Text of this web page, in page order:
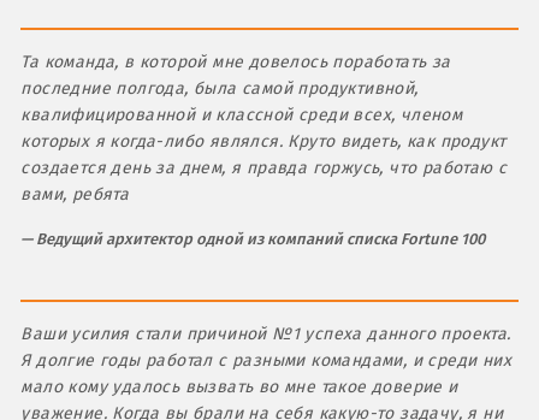
Та команда, в которой мне довелось поработать за
последние полгода, была самой продуктивной,
квалифицированной и классной среди всех, членом
которых я когда-либо являлся. Круто видеть, как продукт
создается день за днем, я правда горжусь, что работаю с
вами, ребята
Ведущий архитектор одной из компаний списка Fortune 100
Ваши усилия стали причиной №1 успеха данного проекта.
Я долгие годы работал с разными командами, и среди них
мало кому удалось вызвать во мне такое доверие и
уважение. Когда вы брали на себя какую-то задачу, я ни